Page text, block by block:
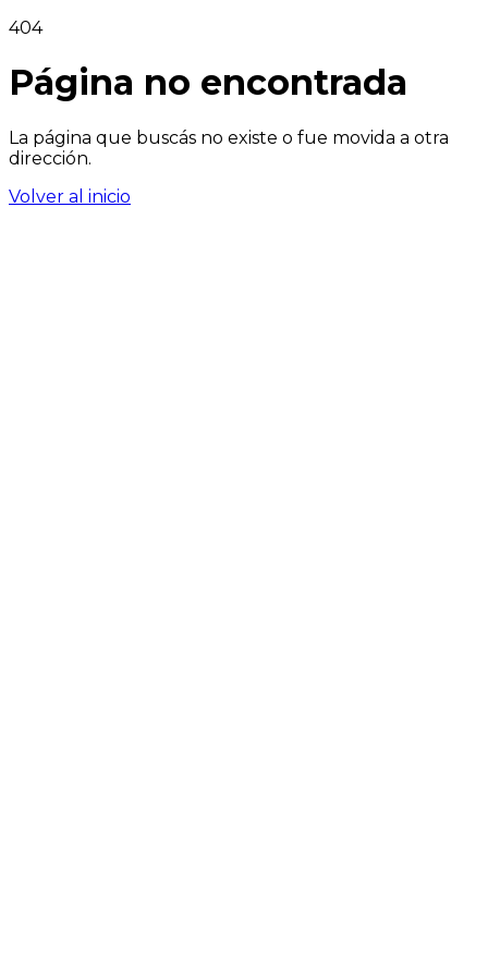
404
Página no encontrada
La página que buscás no existe o fue movida a otra
dirección.
Volver al inicio